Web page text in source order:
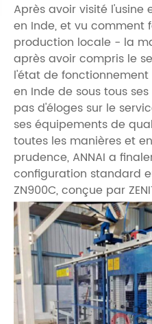
Après avoir visité l'usine
en Inde, et vu comment
production locale - la
après avoir compris le
l'état de
en Inde de sous tous
pas d'éloges sur le
ses équipements de
toutes les manières et
prudence, ANNAI a
configuration standard
ZN900C, conçue par